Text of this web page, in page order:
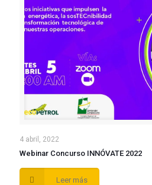
4 abril, 2022
Webinar Concurso INNÓVATE 2022
Leer más